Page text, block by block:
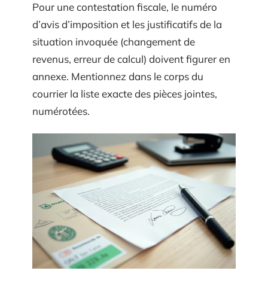
Pour une contestation fiscale, le numéro
d’avis d’imposition et les justificatifs de la
situation invoquée (changement de
revenus, erreur de calcul) doivent figurer en
annexe. Mentionnez dans le corps du
courrier la liste exacte des pièces jointes,
numérotées.